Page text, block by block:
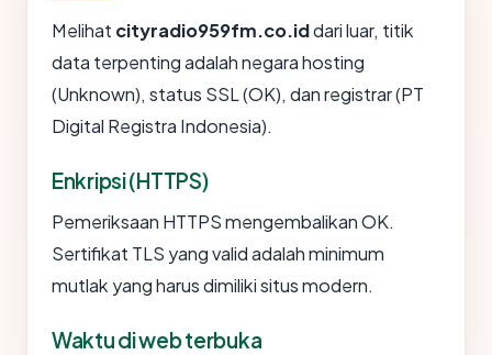
Melihat cityradio959fm.co.iddari luar, titik
data terpenting adalah negara hosting
(Unknown), status SSL (OK), dan registrar (PT
Digital Registra Indonesia).
Enkripsi (HTTPS)
Pemeriksaan HTTPS mengembalikan OK.
Sertifikat TLS yang valid adalah minimum
mutlak yang harus dimiliki situs modern.
Waktu di web terbuka